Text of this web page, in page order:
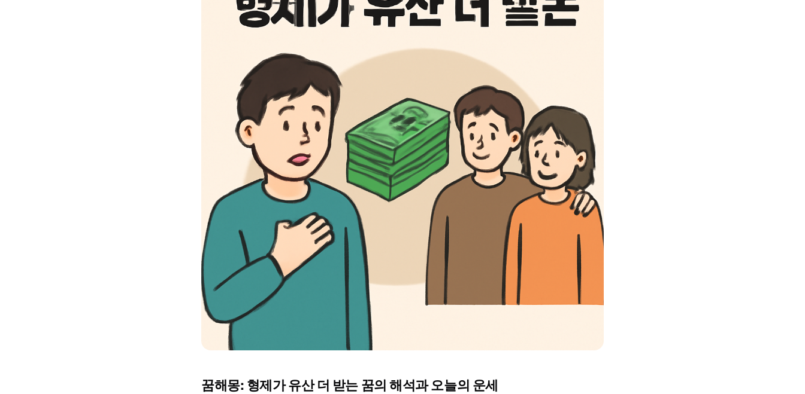
꿈해몽: 형제가 유산 더 받는 꿈의 해석과 오늘의 운세